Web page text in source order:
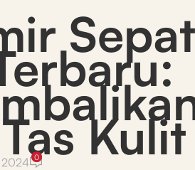
Kulit
2024 0